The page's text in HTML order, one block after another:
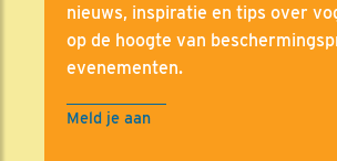
nieuws, inspiratie en tips over
op de hoogte van
evenementen.
Meld je aan